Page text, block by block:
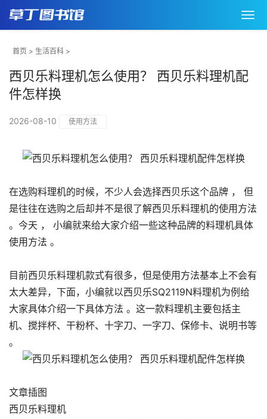
首页 > 生活百科 >
西贝乐料理机怎么使用？ 西贝乐料理机配
件怎样换
2026-08-10 使用方法
在选购料理机的时候，不少人会选择西贝乐这个品牌 ， 但
是往往在选购之后却并不是很了解西贝乐料理机的使用方法
。今天 ， 小编就来给大家介绍一些这种品牌的料理机具体
使用方法 。
目前西贝乐料理机款式有很多，但是使用方法基本上不会有
太大差异，下面，小编就以西贝乐SQ2119N料理机为例给
大家具体介绍一下具体方法 。这一款料理机主要包括主
机、搅拌杯、干粉杯、十字刀、一字刀、保修卡、说明书等
。
文章插图
西贝乐料理机